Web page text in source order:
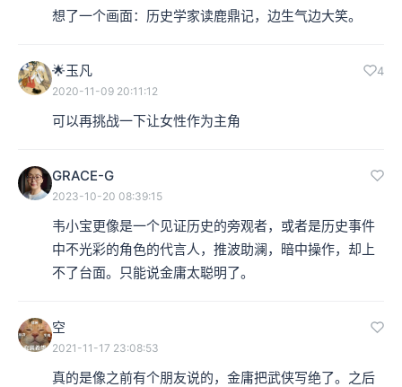
件事情，是到了1680年代和扩张当中的俄罗斯所发生的关
三件大事的结果。
想了一个画面：历史学家读鹿鼎记，边生气边大笑。
🌟玉凡 4
2020-11-09 20:11:12
可以再挑战一下让女性作为主角
GRACE-G
2023-10-20 08:39:15
韦小宝更像是一个见证历史的旁观者，或者是历史事件
中不光彩的角色的代言人，推波助澜，暗中操作，却上
不了台面。只能说金庸太聪明了。
空
2021-11-17 23:08:53
真的是像之前有个朋友说的，金庸把武侠写绝了。之后